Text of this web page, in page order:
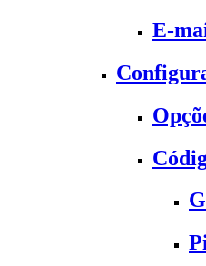
E-